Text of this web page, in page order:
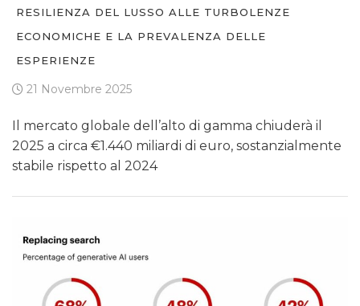
RESILIENZA DEL LUSSO ALLE TURBOLENZE
ECONOMICHE E LA PREVALENZA DELLE
ESPERIENZE
21 Novembre 2025
Il mercato globale dell’alto di gamma chiuderà il
2025 a circa €1.440 miliardi di euro, sostanzialmente
stabile rispetto al 2024